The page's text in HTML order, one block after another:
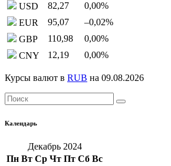
USD
82,27 0,00%
EUR
95,07 –0,02%
GBP
110,98 0,00%
CNY
12,19 0,00%
Курсы валют в RUB на 09.08.2026
Календарь
Декабрь 2024
Пн Вт Ср Чт Пт Сб Вс